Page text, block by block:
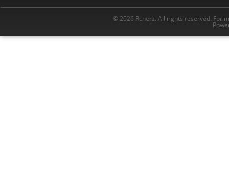
© 2026 Rcherz. All rights reserved. For